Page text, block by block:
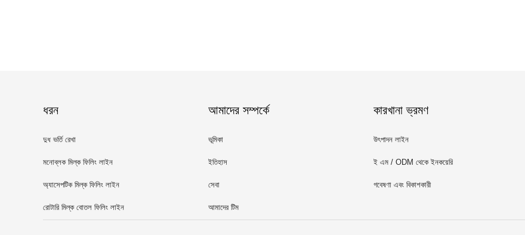
ধরন
দুধ ভর্তি রেখা
মনোব্লক মিল্ক ফিলিং লাইন
অ্যাসেপটিক মিল্ক ফিলিং লাইন
রোটারি মিল্ক বোতল ফিলিং লাইন
আমাদের সম্পর্কে
ভূমিকা
ইতিহাস
সেবা
আমাদের টিম
কারখানা ভ্রমণ
উৎপাদন লাইন
ই এম / ODM থেকে ইনকয়েরি
গবেষণা এবং বিকাশকারী